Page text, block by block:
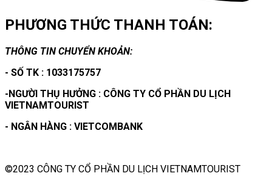
PHƯƠNG THỨC THANH TOÁN:
THÔNG TIN CHUYỂN KHOẢN:
- SỐ TK : 1033175757
-NGƯỜI THỤ HƯỞNG : CÔNG TY CỔ PHẦN DU LỊCH
VIETNAMTOURIST
- NGÂN HÀNG : VIETCOMBANK
©2023 CÔNG TY CỔ PHẦN DU LỊCH VIETNAMTOURIST